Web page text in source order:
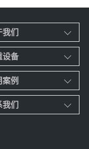
我们
设备
案例
我们